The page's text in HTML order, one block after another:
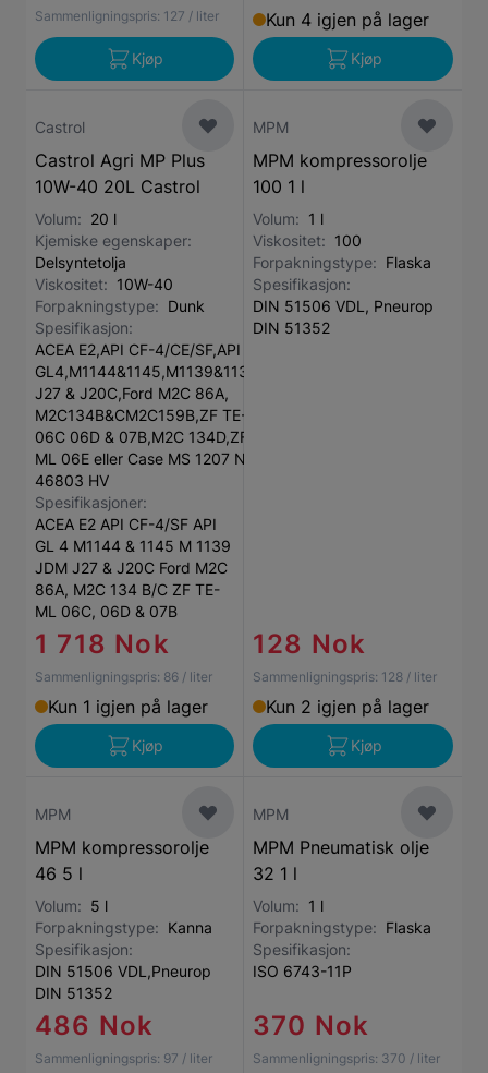
Sammenligningspris: 127 / liter
Kjøp
Kun 4 igjen på lager
Kjøp
Castrol
Castrol Agri MP Plus
10W-40 20L Castrol
Volum: 20 l
Kjemiske egenskaper:
Delsyntetolja
Viskositet: 10W-40
Forpakningstype: Dunk
Spesifikasjon:
ACEA E2,API CF-4/CE/SF,API
GL4,M1144&1145,M1139&1135,JDM
J27 & J20C,Ford M2C 86A,
M2C134B&CM2C159B,ZF TE-ML
06C 06D & 07B,M2C 134D,ZF TE-
ML 06E eller Case MS 1207 NFE
46803 HV
Spesifikasjoner:
ACEA E2 API CF-4/SF API
GL 4 M1144 & 1145 M 1139
JDM J27 & J20C Ford M2C
86A, M2C 134 B/C ZF TE-
ML 06C, 06D & 07B
1 718 Nok
Sammenligningspris: 86 / liter
Kun 1 igjen på lager
Kjøp
MPM
MPM kompressorolje
100 1 l
Volum: 1 l
Viskositet: 100
Forpakningstype: Flaska
Spesifikasjon:
DIN 51506 VDL, Pneurop
DIN 51352
128 Nok
Sammenligningspris: 128 / liter
Kun 2 igjen på lager
Kjøp
MPM
MPM kompressorolje
46 5 l
Volum: 5 l
Forpakningstype: Kanna
Spesifikasjon:
DIN 51506 VDL,Pneurop
DIN 51352
486 Nok
Sammenligningspris: 97 / liter
MPM
MPM Pneumatisk olje
32 1 l
Volum: 1 l
Forpakningstype: Flaska
Spesifikasjon:
ISO 6743-11P
370 Nok
Sammenligningspris: 370 / liter